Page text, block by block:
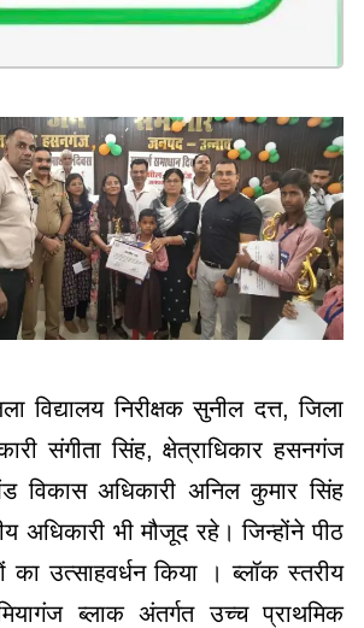
विद्यालय निरीक्षक सुनील दत्त, जिला
संगीता सिंह, क्षेत्राधिकार हसनगंज
विकास अधिकारी अनिल कुमार सिंह
अधिकारी भी मौजूद रहे। जिन्होंने पीठ
का उत्साहवर्धन किया । ब्लॉक स्तरीय
मियागंज ब्लाक अंतर्गत उच्च प्राथमिक